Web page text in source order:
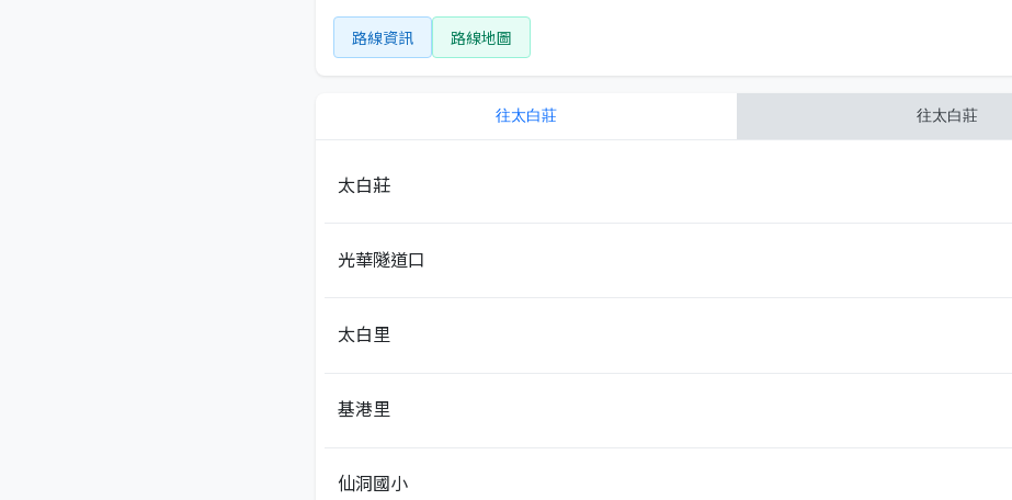
路線資訊 路線地圖
往太白莊 往太白莊
太白莊
光華隧道口
太白里
基港里
仙洞國小